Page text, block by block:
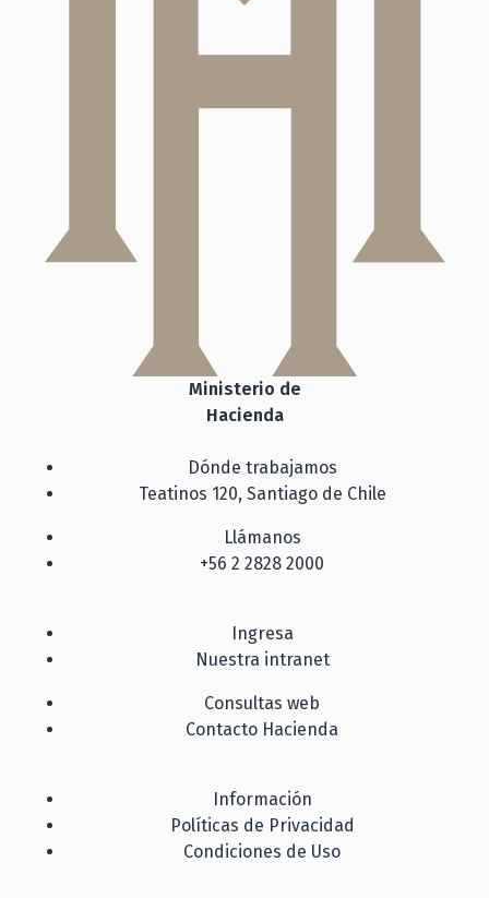
Ministerio de
Hacienda
Dónde trabajamos
Teatinos 120, Santiago de Chile
Llámanos
+56 2 2828 2000
Ingresa
Nuestra intranet
Consultas web
Contacto Hacienda
Información
Políticas de Privacidad
Condiciones de Uso